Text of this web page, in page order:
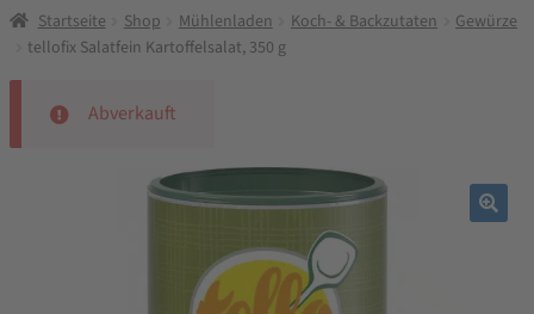
Startseite Shop Mühlenladen Koch- & Backzutaten
Gewürze
tellofix Salatfein Kartoffelsalat, 350 g
Abverkauft